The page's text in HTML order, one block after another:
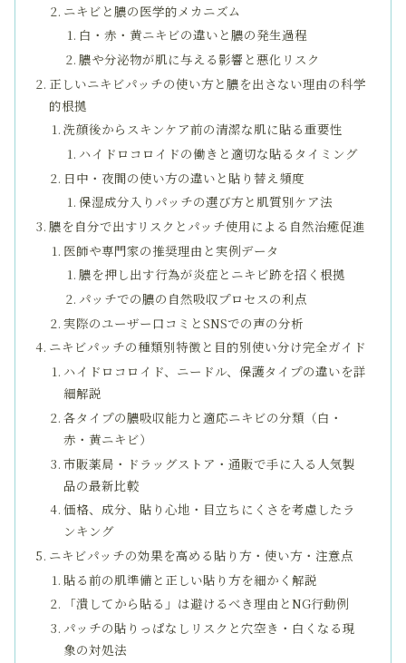
ニキビと膿の医学的メカニズム
白・赤・黄ニキビの違いと膿の発生過程
膿や分泌物が肌に与える影響と悪化リスク
正しいニキビパッチの使い方と膿を出さない理由の科学
的根拠
洗顔後からスキンケア前の清潔な肌に貼る重要性
ハイドロコロイドの働きと適切な貼るタイミング
日中・夜間の使い方の違いと貼り替え頻度
保湿成分入りパッチの選び方と肌質別ケア法
膿を自分で出すリスクとパッチ使用による自然治癒促進
医師や専門家の推奨理由と実例データ
膿を押し出す行為が炎症とニキビ跡を招く根拠
パッチでの膿の自然吸収プロセスの利点
実際のユーザー口コミとSNSでの声の分析
ニキビパッチの種類別特徴と目的別使い分け完全ガイド
ハイドロコロイド、ニードル、保護タイプの違いを詳
細解説
各タイプの膿吸収能力と適応ニキビの分類（白・
赤・黄ニキビ）
市販薬局・ドラッグストア・通販で手に入る人気製
品の最新比較
価格、成分、貼り心地・目立ちにくさを考慮したラ
ンキング
ニキビパッチの効果を高める貼り方・使い方・注意点
貼る前の肌準備と正しい貼り方を細かく解説
「潰してから貼る」は避けるべき理由とNG行動例
パッチの貼りっぱなしリスクと穴空き・白くなる現
象の対処法